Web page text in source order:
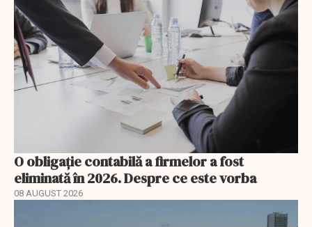
O obligație contabilă a firmelor a fost
eliminată în 2026. Despre ce este vorba
08 AUGUST 2026